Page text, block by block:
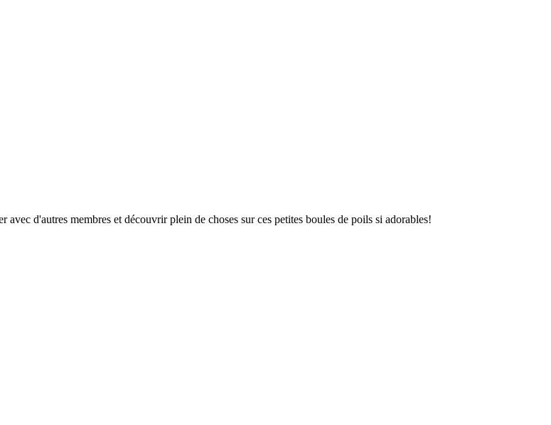
d'autres membres et découvrir plein de choses sur ces petites boules de poils si adorables!